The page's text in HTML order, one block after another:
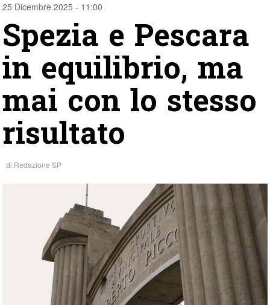
25 Dicembre 2025 - 11:00
Spezia e Pescara
in equilibrio, ma
mai con lo stesso
risultato
di Redazione SP